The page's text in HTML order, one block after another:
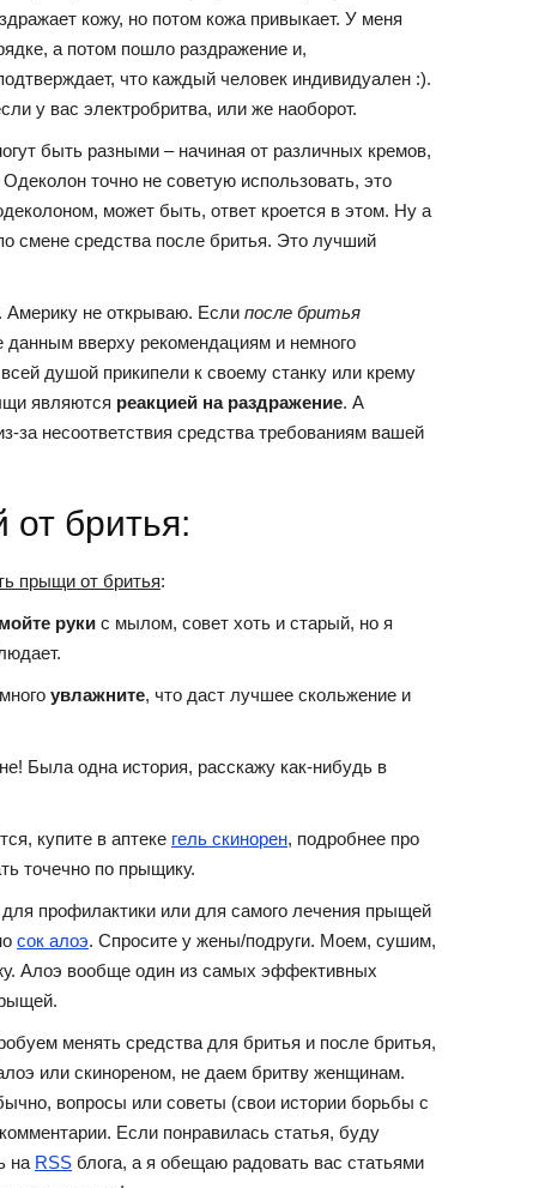
кожу, но потом кожа привыкает. У меня
а потом пошло раздражение и,
что каждый человек индивидуален :).
у вас электробритва, или же наоборот.
быть разными – начиная от различных кремов,
точно не советую использовать, это
может быть, ответ кроется в этом. Ну а
смене средства после бритья. Это лучший
Америку не открываю. Если после бритья
данным вверху рекомендациям и немного
душой прикипели к своему станку или крему
являются реакцией на раздражение. А
за несоответствия средства требованиям вашей
бритья:
прыщи от бритья:
руки с мылом, совет хоть и старый, но я
увлажните, что даст лучшее скольжение и
Была одна история, расскажу как-нибудь в
купите в аптеке гель скинорен, подробнее про
точечно по прыщику.
профилактики или для самого лечения прыщей
сок алоэ. Спросите у жены/подруги. Моем, сушим,
Алоэ вообще один из самых эффективных
менять средства для бритья и после бритья,
или скинореном, не даем бритву женщинам.
вопросы или советы (свои истории борьбы с
Если понравилась статья, буду
на RSS блога, а я обещаю радовать вас статьями